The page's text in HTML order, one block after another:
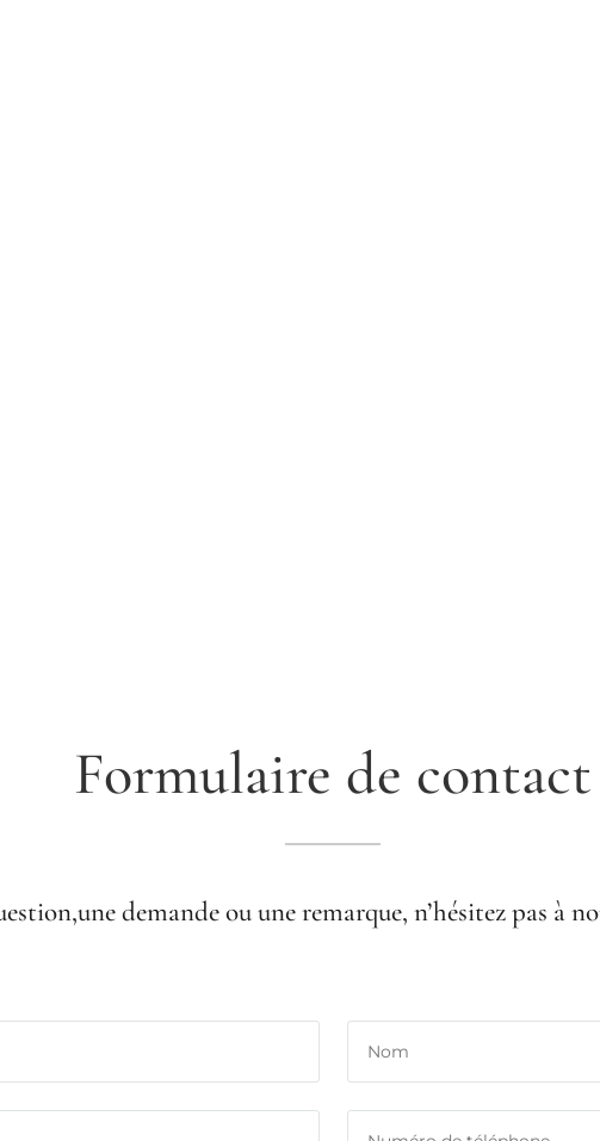
Formulaire de contact
demande ou une remarque, n’hésitez pas à